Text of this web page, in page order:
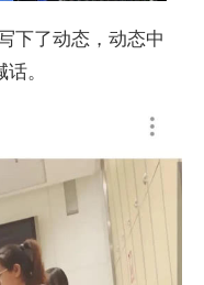
下了动态，动态中
。